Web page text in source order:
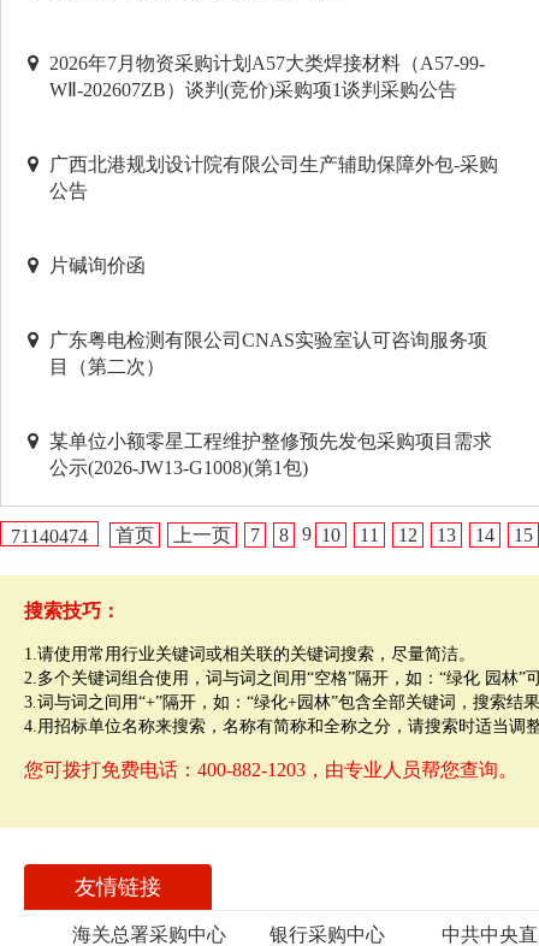
2026年7月物资采购计划A57大类焊接材料（A57-99-
WⅡ-202607ZB）谈判(竞价)采购项1谈判采购公告
广西北港规划设计院有限公司生产辅助保障外包-采购
公告
片碱询价函
广东粤电检测有限公司CNAS实验室认可咨询服务项
目（第二次）
某单位小额零星工程维护整修预先发包采购项目需求
公示(2026-JW13-G1008)(第1包)
71140474 首页 上一页 7 8 9 10 11 12 13 14 15
搜索技巧：
1.请使用常用行业关键词或相关联的关键词搜索，尽量简洁。
2.多个关键词组合使用，词与词之间用“空格”隔开，如：“绿化 园林”
3.词与词之间用“+”隔开，如：“绿化+园林”包含全部关键词，搜索结
4.用招标单位名称来搜索，名称有简称和全称之分，请搜索时适当调
您可拨打免费电话：400-882-1203，由专业人员帮您查询。
友情链接
海关总署采购中心 银行采购中心 中共中央